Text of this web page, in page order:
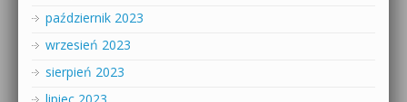
październik 2023
wrzesień 2023
sierpień 2023